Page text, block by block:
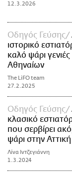
12.3.2026
Οδηγός Γεύσης
ιστορικό
καλό ψάρι γενιές
Αθηναίων
The LiFO team
27.2.2025
Οδηγός Γεύσης
κλασικό
που σερβίρει
ψάρι στην Αττική
Λίνα Ιντζεγιάννη
1.3.2024